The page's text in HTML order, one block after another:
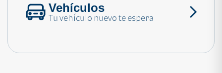
Vehículos
Tu vehículo nuevo te espera